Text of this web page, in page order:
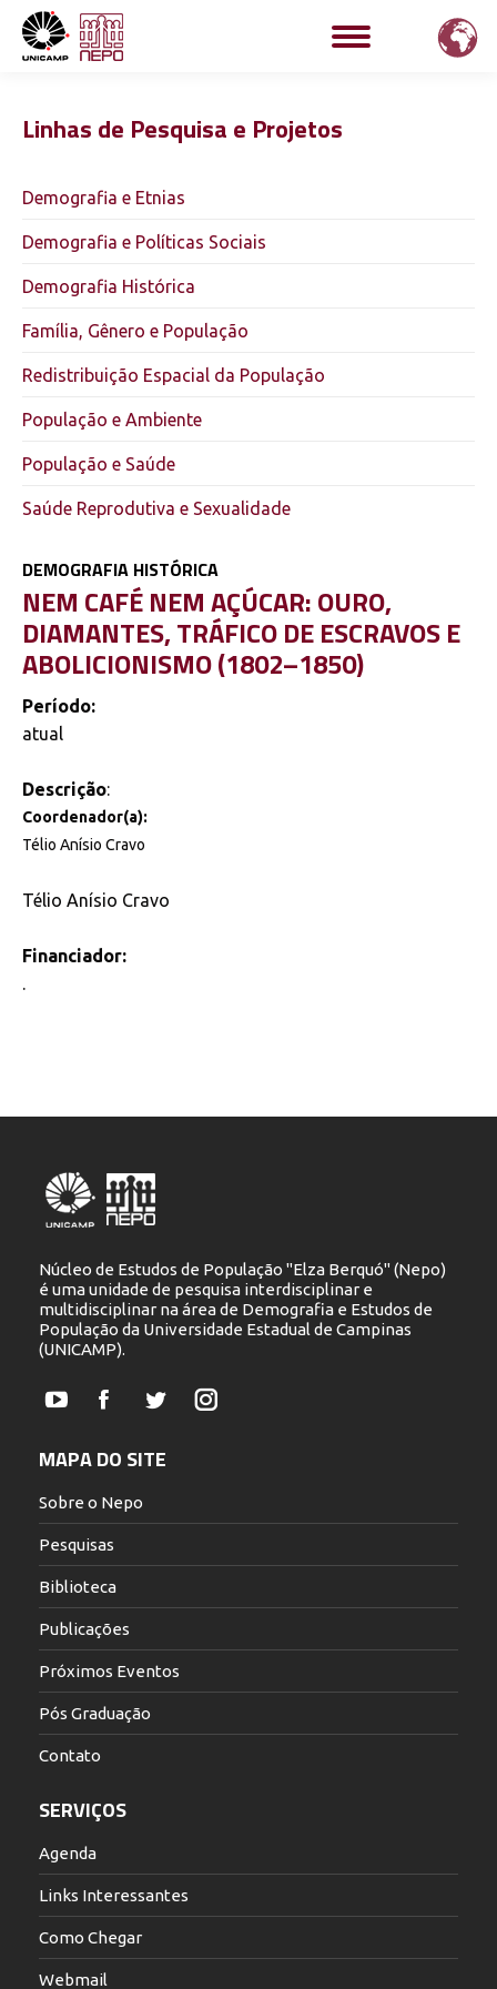
Linhas de Pesquisa e Projetos
Demografia e Etnias
Demografia e Políticas Sociais
Demografia Histórica
Família, Gênero e População
Redistribuição Espacial da População
População e Ambiente
População e Saúde
Saúde Reprodutiva e Sexualidade
DEMOGRAFIA HISTÓRICA
NEM CAFÉ NEM AÇÚCAR: OURO,
DIAMANTES, TRÁFICO DE ESCRAVOS E
ABOLICIONISMO (1802–1850)
Período:
atual
Descrição:
Coordenador(a):
Télio Anísio Cravo
Télio Anísio Cravo
Financiador:
.
Núcleo de Estudos de População "Elza Berquó" (Nepo)
é uma unidade de pesquisa interdisciplinar e
multidisciplinar na área de Demografia e Estudos de
População da Universidade Estadual de Campinas
(UNICAMP).
YouTubeFacebookTwitterInstagram
MAPA DO SITE
Sobre o Nepo
Pesquisas
Biblioteca
Publicações
Próximos Eventos
Pós Graduação
Contato
SERVIÇOS
Agenda
Links Interessantes
Como Chegar
Webmail